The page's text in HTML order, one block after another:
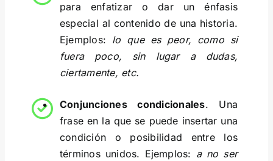
para enfatizar o dar un énfasis
especial al contenido de una historia.
Ejemplos: lo que es peor, como si
fuera poco, sin lugar a dudas,
ciertamente, etc.
Conjunciones condicionales. Una
frase en la que se puede insertar una
condición o posibilidad entre los
términos unidos. Ejemplos: a no ser